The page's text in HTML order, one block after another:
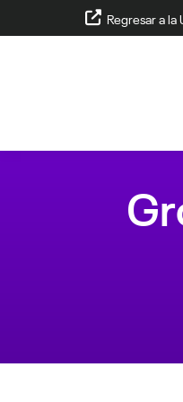
Regresar a la